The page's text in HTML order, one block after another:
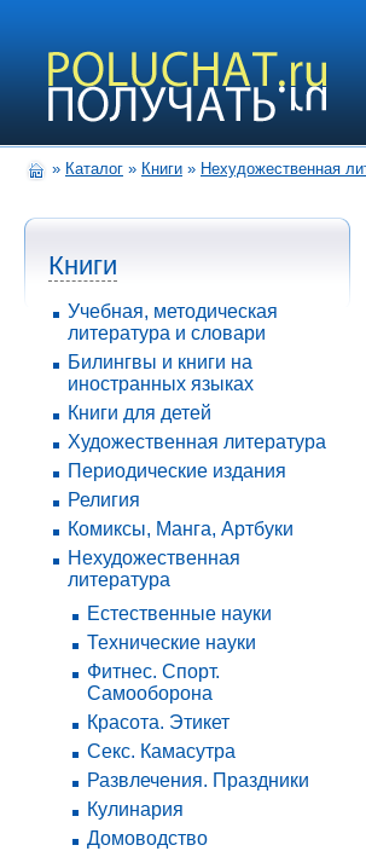
» Каталог » Книги » Нехудожественная
Книги
Учебная, методическая
литература и словари
Билингвы и книги на
иностранных языках
Книги для детей
Художественная литература
Периодические издания
Религия
Комиксы, Манга, Артбуки
Нехудожественная
литература
Естественные науки
Технические науки
Фитнес. Спорт.
Самооборона
Красота. Этикет
Секс. Камасутра
Развлечения. Праздники
Кулинария
Домоводство